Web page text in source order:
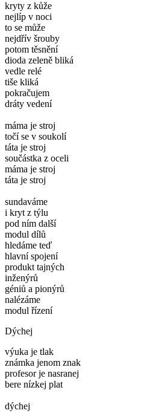
kryty z kůže
nejlíp v noci
to se může
nejdřív šrouby
potom těsnění
dioda zeleně bliká
vedle relé
tiše kliká
pokračujem
dráty vedení
máma je stroj
točí se v soukolí
táta je stroj
součástka z oceli
máma je stroj
táta je stroj
sundaváme
i kryt z týlu
pod ním další
modul dílů
hledáme teď
hlavní spojení
produkt tajných
inženýrů
géniů a pionýrů
nalézáme
modul řízení
Dýchej
výuka je tlak
známka jenom znak
profesor je nasranej
bere nízkej plat
dýchej